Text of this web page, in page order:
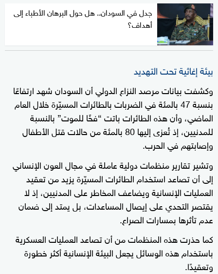
جدل في السودان.. هل حول البرهان الأطباء إلى
أهداف؟
بيئة إغاثية تحت التهديد
وكشفت بيانات مرصد النزاع الدولي أن السودان شهد ارتفاعًا
بنسبة 47 بالمئة في الضربات بالطائرات المسيّرة خلال العام
الماضي، وأن هذه الطائرات باتت “فخًا للموت” بالنسبة
للمدنيين، إذ تُعزى إليها 80 بالمئة من حالات قتل الأطفال
وإصابتهم في الحرب.
وتشير تقارير منظمات دولية عاملة في مجال العون الإنساني
إلى أن تصاعد استخدام الطائرات المسيّرة يزيد من تعقيد
العمليات الإنسانية ويضاعف المخاطر على المدنيين، إذ لا
يقتصر التحدي على إيصال المساعدات، بل يمتد إلى ضمان
عدم تأثرها بمسارات الصراع.
كما حذرت هذه المنظمات من أن تصاعد العمليات العسكرية
باستخدام هذه الوسائل يجعل البيئة الإنسانية أكثر خطورة
وتعقيدًا.